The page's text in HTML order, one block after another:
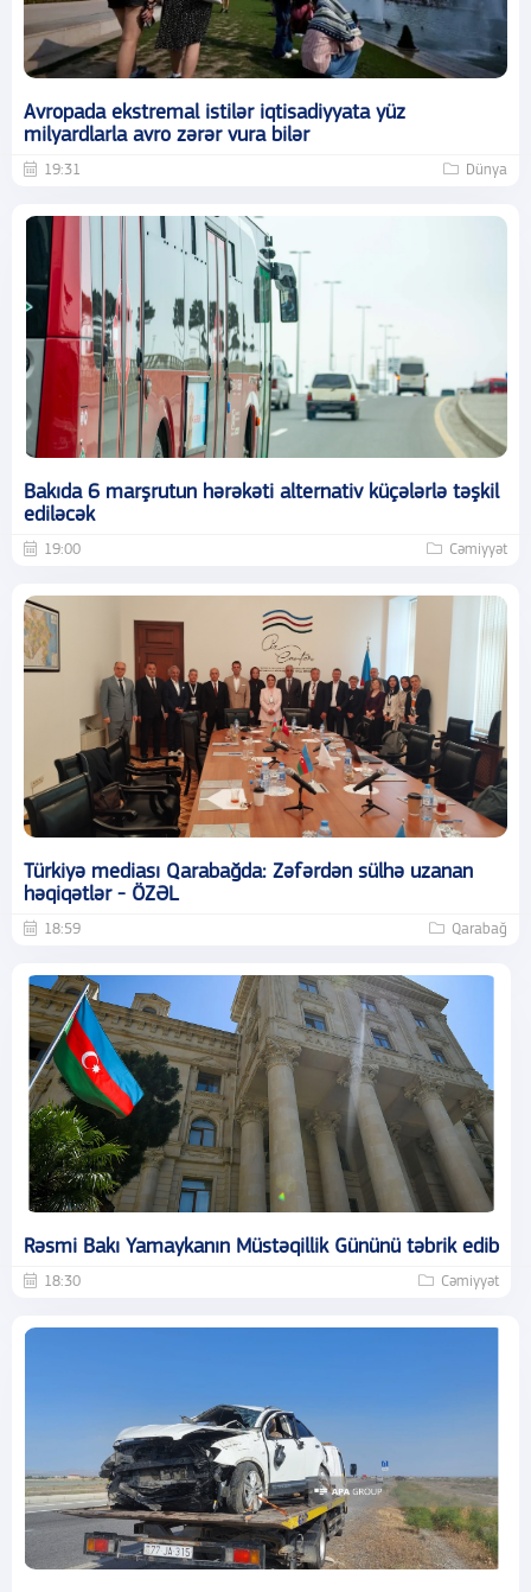
Avropada ekstremal istilər iqtisadiyyata yüz
milyardlarla avro zərər vura bilər
19:31 Dünya
Bakıda 6 marşrutun hərəkəti alternativ küçələrlə təşkil
ediləcək
19:00 Cəmiyyət
Türkiyə mediası Qarabağda: Zəfərdən sülhə uzanan
həqiqətlər - ÖZƏL
18:59 Qarabağ
Rəsmi Bakı Yamaykanın Müstəqillik Gününü təbrik edib
18:30 Cəmiyyət